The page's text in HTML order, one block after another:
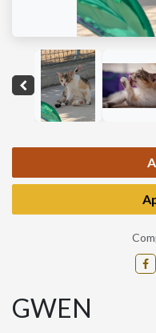
GWEN